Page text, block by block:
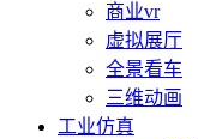
商业vr
虚拟展厅
全景看车
三维动画
工业仿真